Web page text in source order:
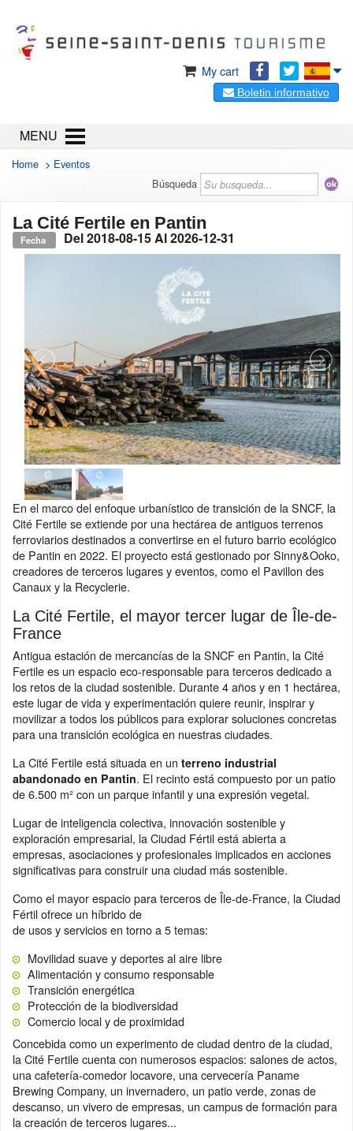
My cart
Boletin informativo
MENU
Home > Eventos
Búsqueda
La Cité Fertile en Pantin
Fecha Del2018-08-15Al2026-12-31
En el marco del enfoque urbanístico de transición de la SNCF, la
Cité Fertile se extiende por una hectárea de antiguos terrenos
ferroviarios destinados a convertirse en el futuro barrio ecológico
de Pantin en 2022. El proyecto está gestionado por Sinny&Ooko,
creadores de terceros lugares y eventos, como el Pavillon des
Canaux y la Recyclerie.
La Cité Fertile, el mayor tercer lugar de Île-de-
France
Antigua estación de mercancías de la SNCF en Pantin, la Cité
Fertile es un espacio eco-responsable para terceros dedicado a
los retos de la ciudad sostenible. Durante 4 años y en 1 hectárea,
este lugar de vida y experimentación quiere reunir, inspirar y
movilizar a todos los públicos para explorar soluciones concretas
para una transición ecológica en nuestras ciudades.
La Cité Fertile está situada en un terreno industrial
abandonado en Pantin. El recinto está compuesto por un patio
de 6.500 m² con un parque infantil y una expresión vegetal.
Lugar de inteligencia colectiva, innovación sostenible y
exploración empresarial, la Ciudad Fértil está abierta a
empresas, asociaciones y profesionales implicados en acciones
significativas para construir una ciudad más sostenible.
Como el mayor espacio para terceros de Île-de-France, la Ciudad
Fértil ofrece un híbrido de
de usos y servicios en torno a 5 temas:
Movilidad suave y deportes al aire libre
Alimentación y consumo responsable
Transición energética
Protección de la biodiversidad
Comercio local y de proximidad
Concebida como un experimento de ciudad dentro de la ciudad,
la Cité Fertile cuenta con numerosos espacios: salones de actos,
una cafetería-comedor locavore, una cervecería Paname
Brewing Company, un invernadero, un patio verde, zonas de
descanso, un vivero de empresas, un campus de formación para
la creación de terceros lugares...